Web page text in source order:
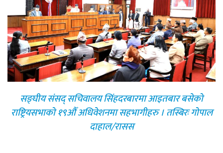
सङ्घीय संसद् सचिवालय सिंहदरबारमा आइतबार बसेको
राष्ट्रियसभाको १९औँ अधिवेशनमा सहभागीहरु । तस्बिरः गोपाल
दाहाल/रासस